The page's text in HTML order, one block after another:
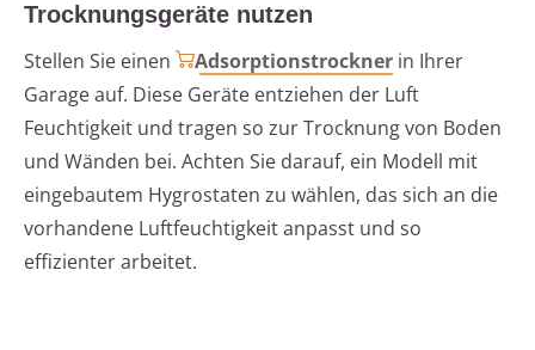
Trocknungsgeräte nutzen
Stellen Sie einen
Adsorptionstrockner in Ihrer
Garage auf. Diese Geräte entziehen der Luft
Feuchtigkeit und tragen so zur Trocknung von Boden
und Wänden bei. Achten Sie darauf, ein Modell mit
eingebautem Hygrostaten zu wählen, das sich an die
vorhandene Luftfeuchtigkeit anpasst und so
effizienter arbeitet.